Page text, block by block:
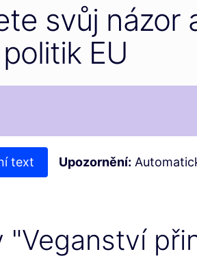
svůj názor
EU
text Upozornění:
"Veganství